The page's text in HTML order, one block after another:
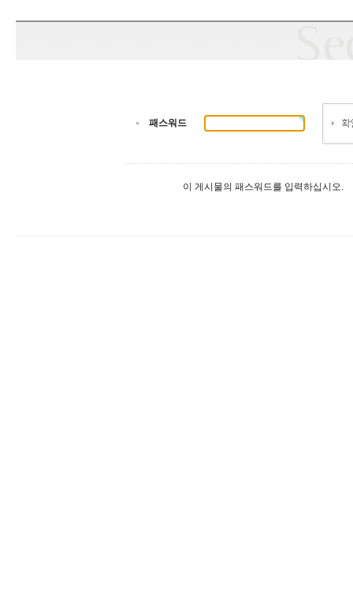
패스워드
이 게시물의 패스워드를 입력하십시오.